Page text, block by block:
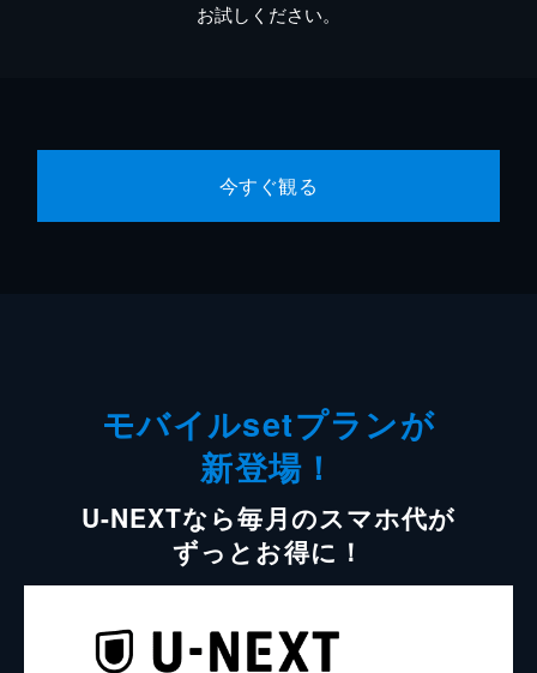
お試しください。
今すぐ観る
モバイルsetプランが
新登場！
U-NEXTなら毎月のスマホ代が
ずっとお得に！